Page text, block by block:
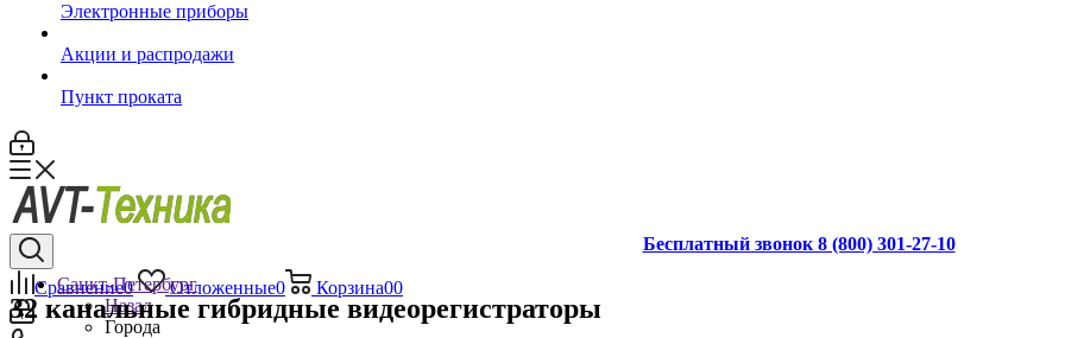
Электронные приборы
Акции и распродажи
Пункт проката
Сравнение0 Отложенные0 Корзина00
Бесплатный звонок 8 (800) 301-27-10
Санкт-Петербург
Назад
Города
32 канальные гибридные видеорегистраторы